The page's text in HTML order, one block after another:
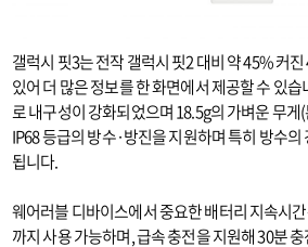
갤럭시 핏3는 전작 갤럭시 핏2 대비 약 45% 커
있어 더 많은 정보를 한 화면에서 제공할 수 있
로 내구성이 강화되었으며 18.5g의 가벼운 무
IP68 등급의 방수·방진을 지원하며 특히 방수
됩니다.
웨어러블 디바이스에서 중요한 배터리 지속시
까지 사용 가능하며, 급속 충전을 지원해 30분